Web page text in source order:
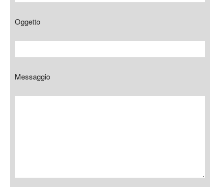
Oggetto
Messaggio